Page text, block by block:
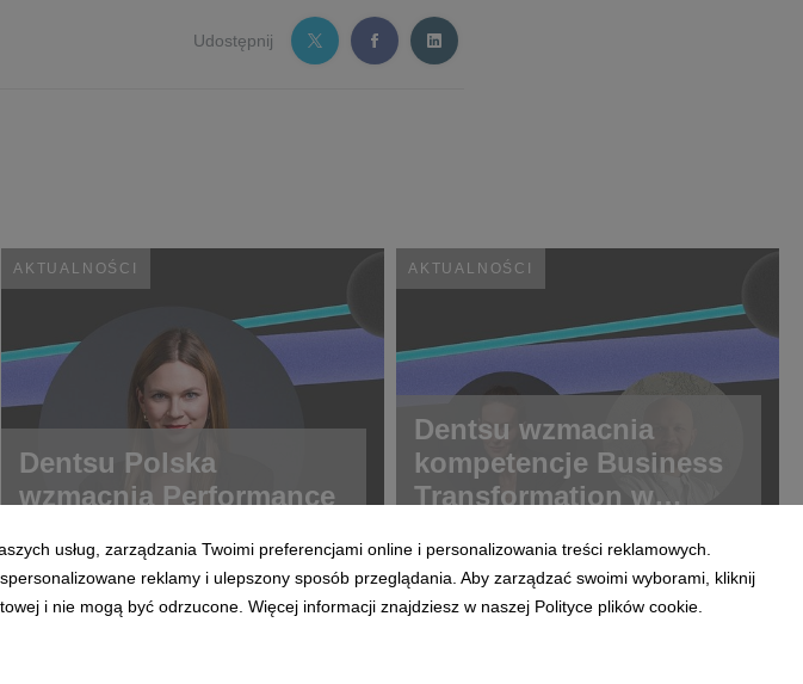
Udostępnij
AKTUALNOŚCI
Dentsu Polska
wzmacnia Performance
AKTUALNOŚCI
Dentsu wzmacnia
kompetencje Business
Transformation w
usług, zarządzania Twoimi preferencjami online i personalizowania treści reklamowych.
reklamy i ulepszony sposób przeglądania. Aby zarządzać swoimi wyborami, kliknij
i nie mogą być odrzucone. Więcej informacji znajdziesz w naszej Polityce plików cookie.